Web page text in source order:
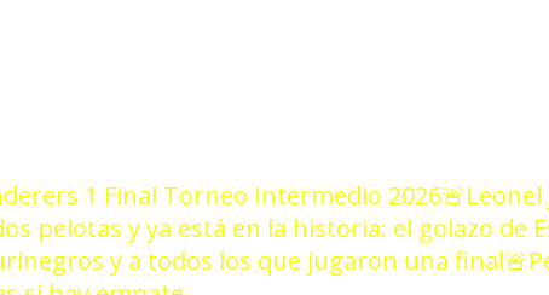
1 Final Torneo Intermedio 2026
pelotas y ya está en la historia: el golazo de
y a todos los que jugaron una final